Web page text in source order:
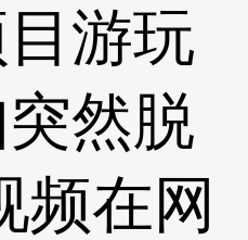
游玩
然脱
频在网